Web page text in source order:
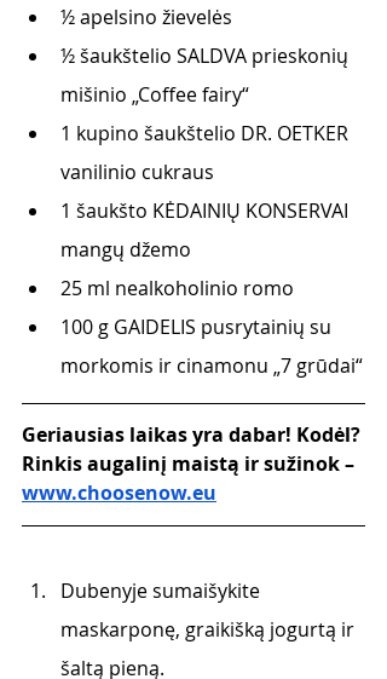
½ apelsino žievelės
½ šaukštelio SALDVA prieskonių
mišinio „Coffee fairy“
1 kupino šaukštelio DR. OETKER
vanilinio cukraus
1 šaukšto KĖDAINIŲ KONSERVAI
mangų džemo
25 ml nealkoholinio romo
100 g GAIDELIS pusrytainių su
morkomis ir cinamonu „7 grūdai“
Geriausias laikas yra dabar! Kodėl?
Rinkis augalinį maistą ir sužinok –
www.choosenow.eu
Dubenyje sumaišykite
maskarponę, graikišką jogurtą ir
šaltą pieną.